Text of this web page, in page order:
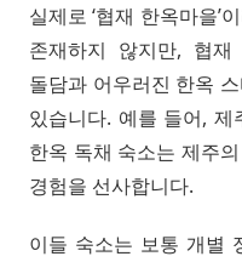
실제로 ‘협재 한옥마을’
존재하지 않지만, 협
돌담과 어우러진 한옥
있습니다. 예를 들어, 제
한옥 독채 숙소는 제주
경험을 선사합니다.
이들 숙소는 보통 개별